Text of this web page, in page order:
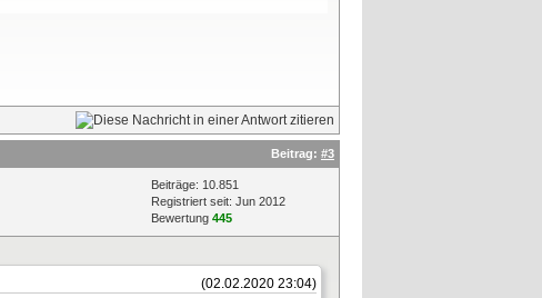
Beitrag: #3
Beiträge: 10.851
Registriert seit: Jun 2012
Bewertung 445
(02.02.2020 23:04)